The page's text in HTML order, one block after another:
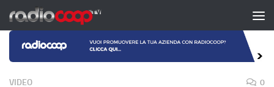
Salta al contenuto
VIDEO 0